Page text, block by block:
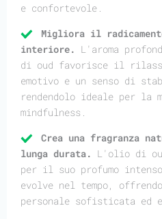
e confortevole.
Migliora il
interiore. L'aroma
di oud favorisce il
emotivo e un senso di
rendendolo ideale per la
mindfulness.
Crea una fragranza
lunga durata. L'olio di
per il suo profumo
evolve nel tempo,
personale sofisticata ed